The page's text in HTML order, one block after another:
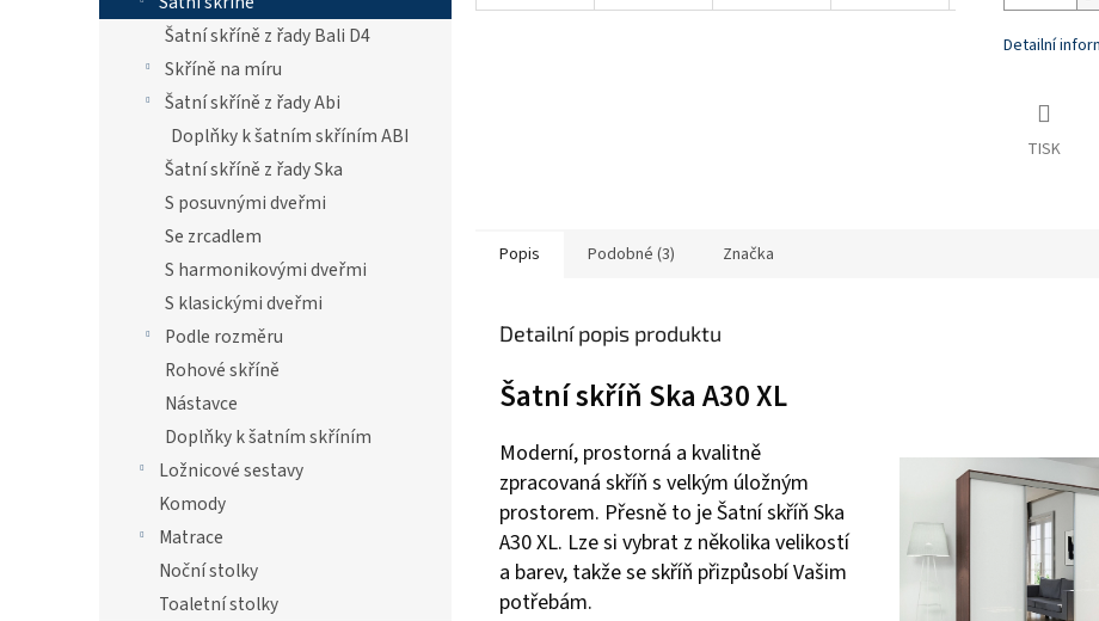
Šatní skříně z řady Bali D4
Skříně na míru
Šatní skříně z řady Abi
Doplňky k šatním skříním ABI
Šatní skříně z řady Ska
S posuvnými dveřmi
Se zrcadlem
S harmonikovými dveřmi
S klasickými dveřmi
Podle rozměru
Rohové skříně
Nástavce
Doplňky k šatním skříním
Ložnicové sestavy
Komody
Matrace
Noční stolky
Toaletní stolky
R
Detailní
TISK
Popis Podobné (3) Značka
Detailní popis produktu
Šatní skříň Ska A30 XL
Moderní, prostorná a kvalitně
zpracovaná skříň s velkým úložným
prostorem. Přesně to je Šatní skříň Ska
A30 XL. Lze si vybrat z několika velikostí
a barev, takže se skříň přizpůsobí Vašim
potřebám.